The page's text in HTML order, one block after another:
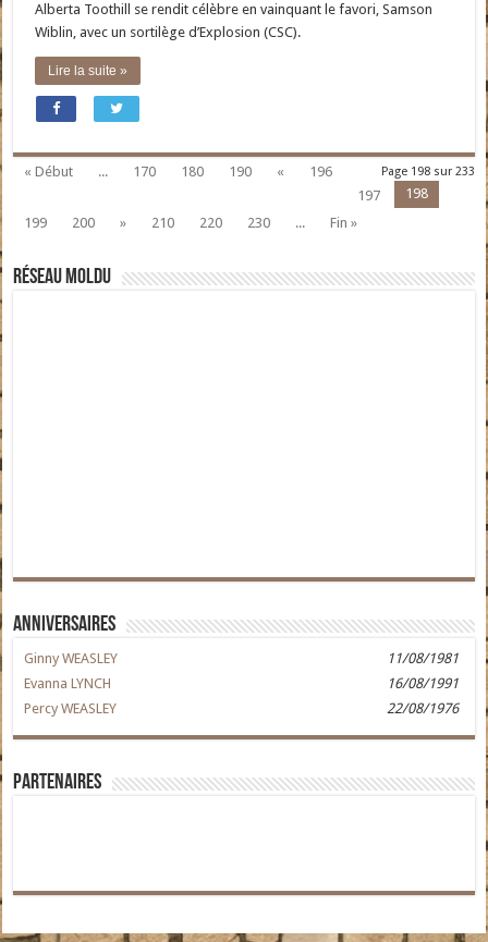
Alberta Toothill se rendit célèbre en vainquant le favori, Samson
Wiblin, avec un sortilège d’Explosion (CSC).
Lire la suite »
Page 198 sur 233
« Début ... 170 180 190 «
196
197
198
199
200 » 210 220 230 ... Fin »
Réseau moldu
Anniversaires
Ginny WEASLEY
11/08/1981
Evanna LYNCH
16/08/1991
Percy WEASLEY
22/08/1976
Partenaires